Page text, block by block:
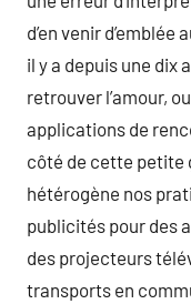
d’en venir
il y a depuis une dix
retrouver l’amour,
applications de
côté de cette petite
hétérogène nos
publicités pour des
des projecteurs
transports en